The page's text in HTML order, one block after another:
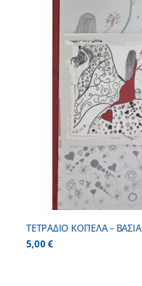
ΤΕΤΡΑΔΙΟ ΚΟΠΕΛΑ – ΒΑΣΙΑ
5,00€